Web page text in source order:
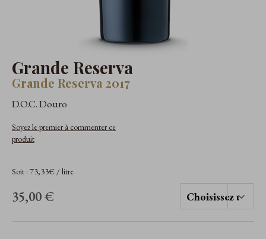
Grande Reserva
Grande Reserva 2017
D.O.C. Douro
Soyez le premier à commenter ce
produit
Soit : 73,33€ / litre
35,00 €